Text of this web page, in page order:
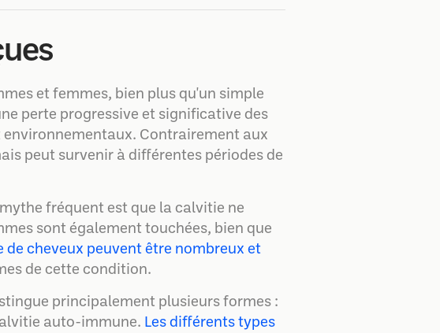
et femmes, bien plus qu'un simple
perte progressive et significative des
Contrairement aux
peut survenir à différentes périodes de
fréquent est que la calvitie ne
sont également touchées, bien que
de cheveux peuvent être nombreux et
de cette condition.
principalement plusieurs formes :
auto-immune. Les différents types